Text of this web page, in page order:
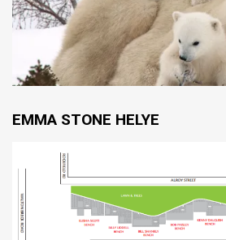
EMMA STONE HELYE